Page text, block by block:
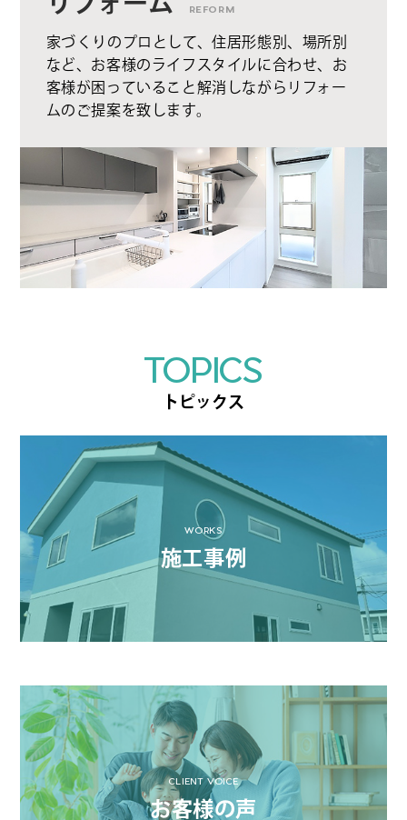
REFORM
家づくりのプロとして、住居形態別、場所別
など、お客様のライフスタイルに合わせ、お
客様が困っていること解消しながらリフォー
ムのご提案を致します。
TOPICS
トピックス
WORKS
施工事例
CLIENT VOICE
お客様の声